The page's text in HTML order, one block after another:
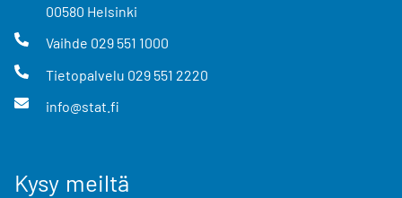
00580 Helsinki
Vaihde 029 551 1000
Tietopalvelu 029 551 2220
info@stat.fi
Kysy meiltä